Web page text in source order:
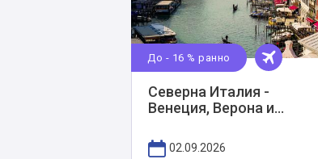
До - 16 % ранно
Северна Италия -
Венеция, Верона и
02.09.2026